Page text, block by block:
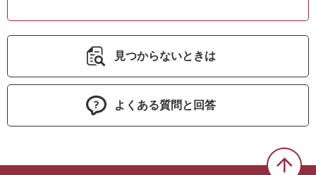
見つからないときは
よくある質問と回答